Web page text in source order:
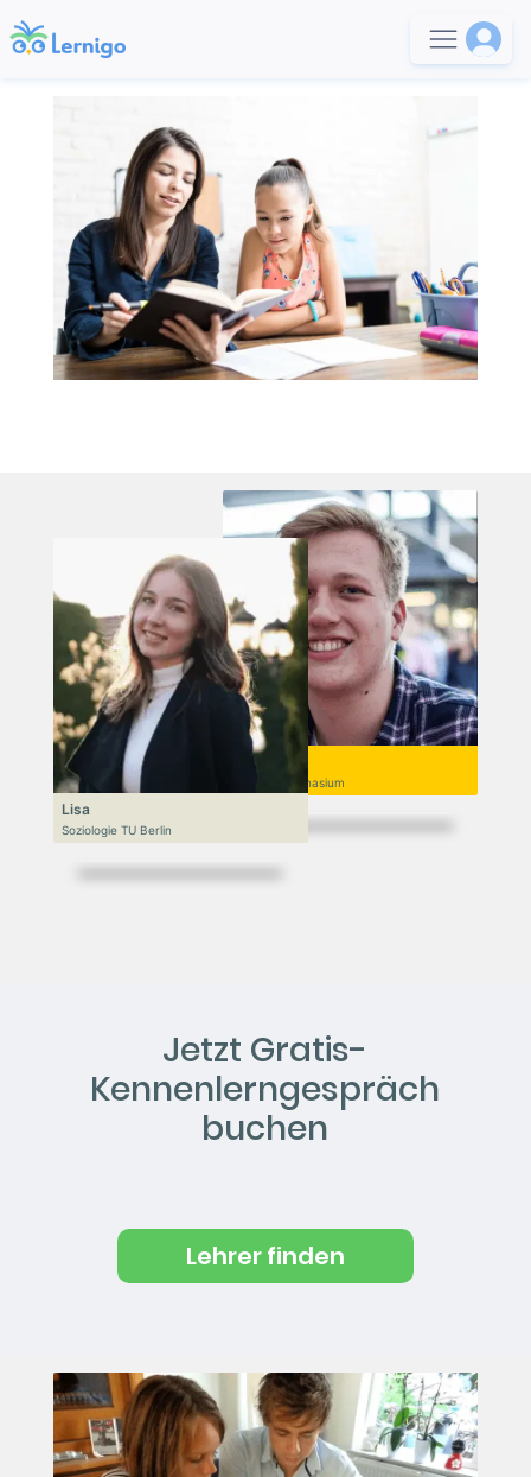
Niek
Goethe-Gymnasium
Lisa
Soziologie TU Berlin
Jetzt Gratis-
Kennenlerngespräch
buchen
Lehrer finden